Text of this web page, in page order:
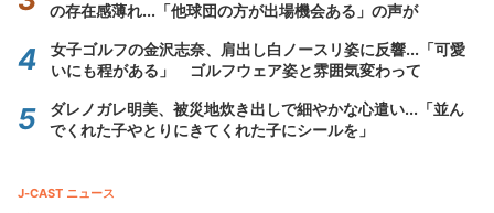
の存在感薄れ...「他球団の方が出場機会ある」の声が
女子ゴルフの金沢志奈、肩出し白ノースリ姿に反響...「可愛
いにも程がある」 ゴルフウェア姿と雰囲気変わって
ダレノガレ明美、被災地炊き出しで細やかな心遣い...「並ん
でくれた子やとりにきてくれた子にシールを」
J-CAST ニュース